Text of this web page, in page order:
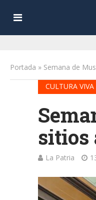
Portada » Semana de
CULTURA VIVA
sitios
La Patria